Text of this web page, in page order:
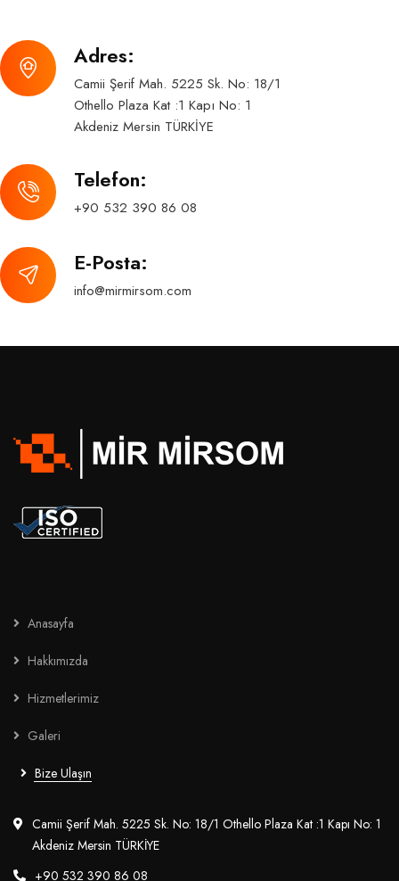
Adres:
Camii Şerif Mah. 5225 Sk. No: 18/1
Othello Plaza Kat :1 Kapı No: 1
Akdeniz Mersin TÜRKİYE
Telefon:
+90 532 390 86 08
E-Posta:
info@mirmirsom.com
Anasayfa
Hakkımızda
Hizmetlerimiz
Galeri
Bize Ulaşın
Camii Şerif Mah. 5225 Sk. No: 18/1 Othello Plaza Kat :1 Kapı No: 1
Akdeniz Mersin TÜRKİYE
+90 532 390 86 08